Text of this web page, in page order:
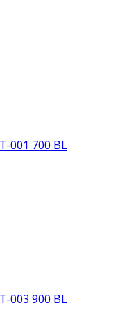
001 700 BL
003 900 BL